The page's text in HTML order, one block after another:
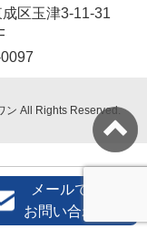
区玉津3-11-31
ン All Rights Reserved.
メールでの
お問い合わせ